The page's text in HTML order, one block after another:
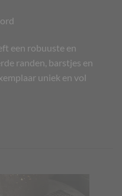
een robuuste en
randen, barstjes en
uniek en vol